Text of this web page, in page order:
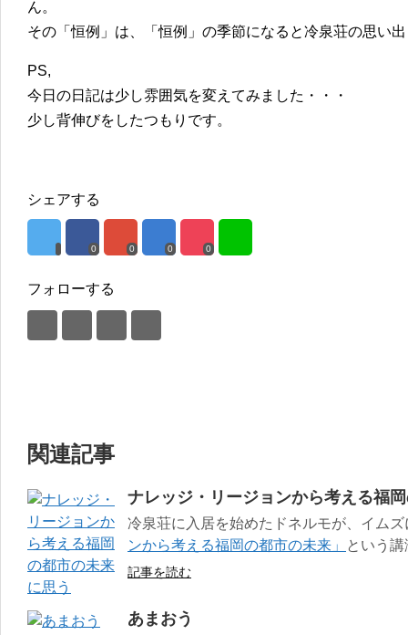
ん。
その「恒例」は、「恒例」の季節になると冷泉荘の思い
PS,
今日の日記は少し雰囲気を変えてみました・・・
少し背伸びをしたつもりです。
シェアする
0 0 0 0
フォローする
関連記事
ナレッジ・リージョンから考える福
冷泉荘に入居を始めたドネルモが、イム
ンから考える福岡の都市の未来」
という
記事を読む
あまおう